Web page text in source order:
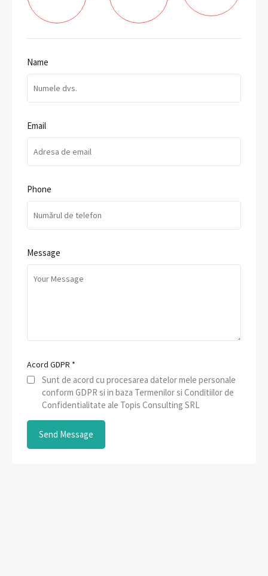
Name
Email
Phone
Message
Acord GDPR *
Sunt de acord cu procesarea datelor mele personale
conform GDPR si in baza Termenilor si Conditiilor de
Confidentialitate ale Topis Consulting SRL